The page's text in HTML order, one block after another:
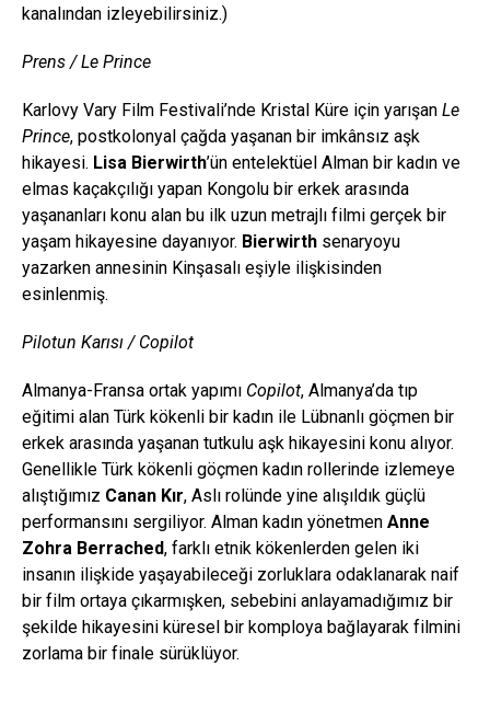
kanalından izleyebilirsiniz.)
Prens / Le Prince
Karlovy Vary Film Festivali’nde Kristal Küre için yarışan Le
Prince, postkolonyal çağda yaşanan bir imkânsız aşk
hikayesi. Lisa Bierwirth’ün entelektüel Alman bir kadın ve
elmas kaçakçılığı yapan Kongolu bir erkek arasında
yaşananları konu alan bu ilk uzun metrajlı filmi gerçek bir
yaşam hikayesine dayanıyor. Bierwirth senaryoyu
yazarken annesinin Kinşasalı eşiyle ilişkisinden
esinlenmiş.
Pilotun Karısı / Copilot
Almanya-Fransa ortak yapımı Copilot, Almanya’da tıp
eğitimi alan Türk kökenli bir kadın ile Lübnanlı göçmen bir
erkek arasında yaşanan tutkulu aşk hikayesini konu alıyor.
Genellikle Türk kökenli göçmen kadın rollerinde izlemeye
alıştığımız Canan Kır, Aslı rolünde yine alışıldık güçlü
performansını sergiliyor. Alman kadın yönetmen Anne
Zohra Berrached, farklı etnik kökenlerden gelen iki
insanın ilişkide yaşayabileceği zorluklara odaklanarak naif
bir film ortaya çıkarmışken, sebebini anlayamadığımız bir
şekilde hikayesini küresel bir komploya bağlayarak filmini
zorlama bir finale sürüklüyor.